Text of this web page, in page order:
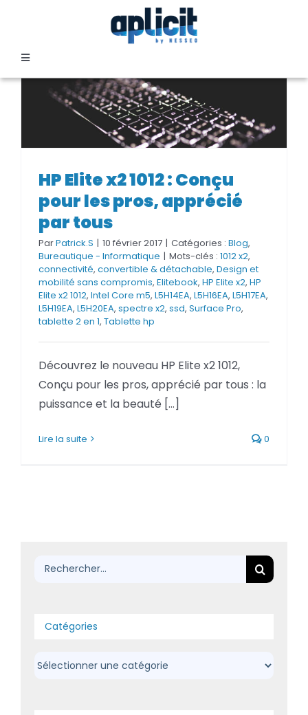
Toggle
Navigation
SECTEURS
SERVICES
TEMOIGNAGES
EVENEMENTS
BLOG
SOCIETE
Rechercher:
HP Elite x2 1012 : Conçu pour les
pros, apprécié par tous
HP Elite x2 1012 : Conçu
pour les pros, apprécié
par tous
ParPatrick.S | 10 février 2017 | Catégories : Blog,
Bureautique - Informatique | Mots-clés : 1012 x2,
connectivité, convertible & détachable, Design et
mobilité sans compromis, Elitebook, HP Elite x2, HP
Elite x2 1012, Intel Core m5, L5H14EA, L5H16EA, L5H17EA,
L5H19EA, L5H20EA, spectre x2, ssd, Surface Pro,
tablette 2 en 1, Tablette hp
Découvrez le nouveau HP Elite x2 1012,
Conçu pour les pros, apprécié par tous : la
puissance et la beauté [...]
Lire la suite 0
Rechercher:
Catégories
Catégories